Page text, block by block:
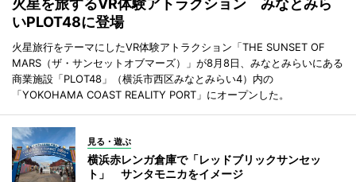
火星を旅するVR体験アトラクション みなとみら
いPLOT48に登場
火星旅行をテーマにしたVR体験アトラクション「THE SUNSET OF
MARS（ザ・サンセットオブマーズ）」が8月8日、みなとみらいにある
商業施設「PLOT48」（横浜市西区みなとみらい4）内の
「YOKOHAMA COAST REALITY PORT」にオープンした。
見る・遊ぶ
横浜赤レンガ倉庫で「レッドブリックサンセッ
ト」 サンタモニカをイメージ